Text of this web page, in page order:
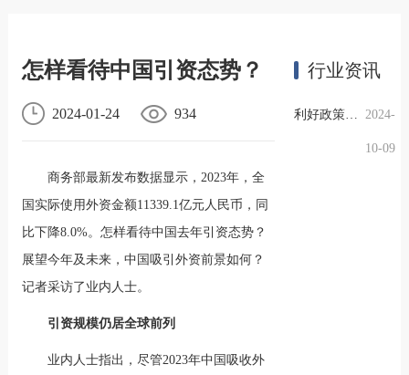
怎样看待中国引资态势？
2024-01-24 934
商务部最新发布数据显示，2023年，全
国实际使用外资金额11339.1亿元人民币，同
比下降8.0%。怎样看待中国去年引资态势？
展望今年及未来，中国吸引外资前景如何？
记者采访了业内人士。
引资规模仍居全球前列
业内人士指出，尽管2023年中国吸收外
行业资讯
利好政策提振钢市信心，四季度行业需求或小幅上升 2024-
10-09